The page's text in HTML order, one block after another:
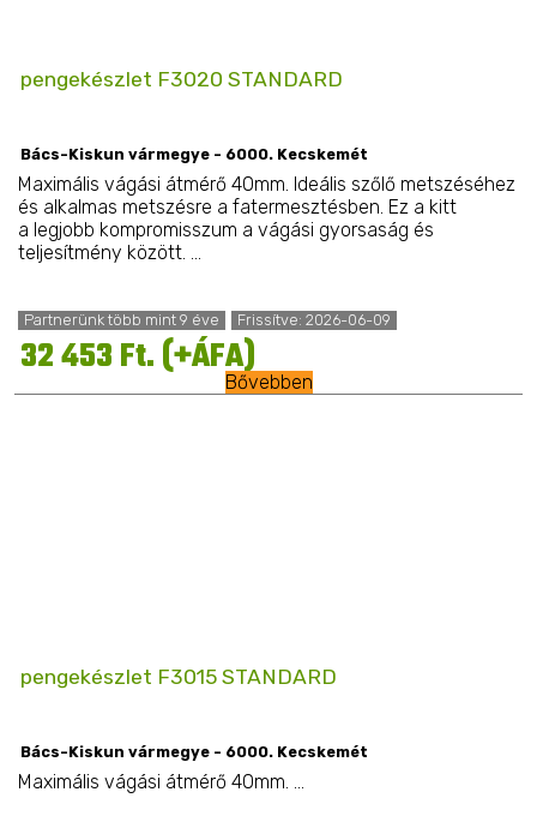
pengekészlet F3020 STANDARD
Bács-Kiskun vármegye - 6000. Kecskemét
Maximális vágási átmérő 40mm. Ideális szőlő metszéséhez
és alkalmas metszésre a fatermesztésben. Ez a kitt
a legjobb kompromisszum a vágási gyorsaság és
teljesítmény között. ...
Partnerünk több mint 9 éve Frissítve: 2026-06-09
32 453 Ft. (+ÁFA)Bővebben
pengekészlet F3015 STANDARD
Bács-Kiskun vármegye - 6000. Kecskemét
Maximális vágási átmérő 40mm. ...